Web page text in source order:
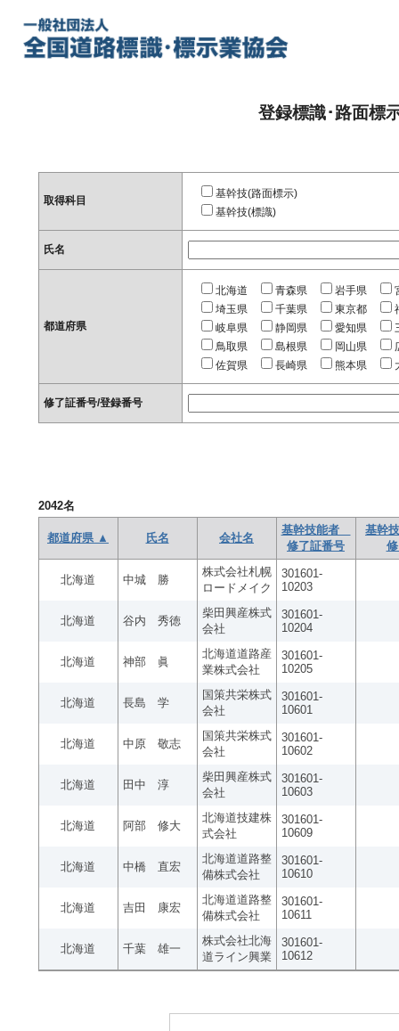
登録標識･路面標
取得科目
基幹技(路面標示)
基幹技(標識)
氏名
都道府県
北海道 青森県 岩手県
埼玉県
千葉県 東京都
岐阜県
静岡県 愛知県
鳥取県
島根県 岡山県
佐賀県
長崎県 熊本県
修了証番号/登録番号
2042名
都道府県 ▲ 氏名 会社名
基幹技能者
修了証番号
基幹
北海道 中城 勝
株式会社札幌
ロードメイク
301601-
10203
北海道 谷内 秀徳
柴田興産株式
会社
301601-
10204
北海道 神部 眞
北海道道路産
業株式会社
301601-
10205
北海道 長島 学
国策共栄株式
会社
301601-
10601
北海道 中原 敬志
国策共栄株式
会社
301601-
10602
北海道 田中 淳
柴田興産株式
会社
301601-
10603
北海道 阿部 修大
北海道技建株
式会社
301601-
10609
北海道 中橋 直宏
北海道道路整
備株式会社
301601-
10610
北海道 吉田 康宏
北海道道路整
備株式会社
301601-
10611
北海道 千葉 雄一
株式会社北海
道ライン興業
301601-
10612